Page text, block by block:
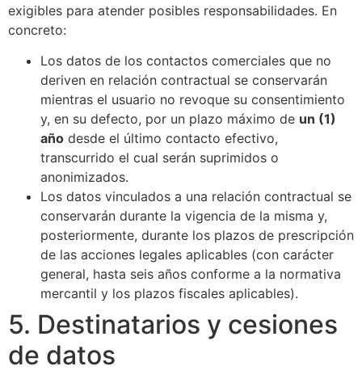
exigibles para atender posibles responsabilidades. En
concreto:
Los datos de los contactos comerciales que no
deriven en relación contractual se conservarán
mientras el usuario no revoque su consentimiento
y, en su defecto, por un plazo máximo de un (1)
año desde el último contacto efectivo,
transcurrido el cual serán suprimidos o
anonimizados.
Los datos vinculados a una relación contractual se
conservarán durante la vigencia de la misma y,
posteriormente, durante los plazos de prescripción
de las acciones legales aplicables (con carácter
general, hasta seis años conforme a la normativa
mercantil y los plazos fiscales aplicables).
5. Destinatarios y cesiones
de datos